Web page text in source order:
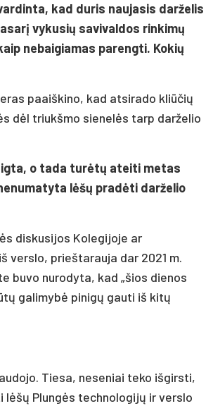
kad duris naujasis darželis
vykusių savivaldos rinkimų
nebaigiamas parengti. Kokių
paaiškino, kad atsirado kliūčių
dėl triukšmo sienelės tarp darželio
o tada turėtų ateiti metas
lėšų pradėti darželio
diskusijos Kolegijoje ar
verslo, prieštarauja dar 2021 m.
buvo nurodyta, kad „šios dienos
galimybė pinigų gauti iš kitų
Tiesa, neseniai teko išgirsti,
Plungės technologijų ir verslo